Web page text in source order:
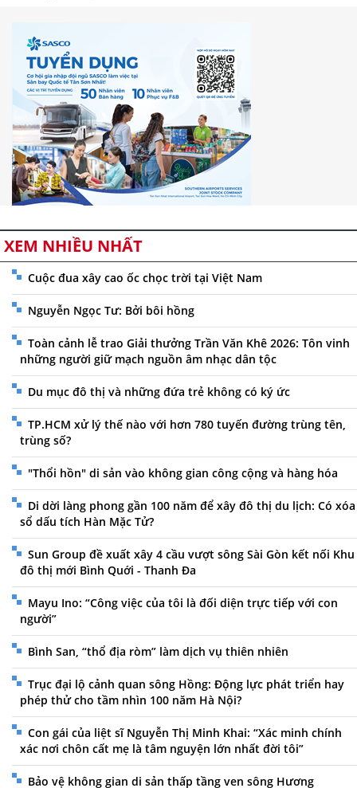
XEM NHIỀU NHẤT
Cuộc đua xây cao ốc chọc trời tại Việt Nam
Nguyễn Ngọc Tư: Bởi bôi hồng
Toàn cảnh lễ trao Giải thưởng Trần Văn Khê 2026: Tôn vinh
những người giữ mạch nguồn âm nhạc dân tộc
Du mục đô thị và những đứa trẻ không có ký ức
TP.HCM xử lý thế nào với hơn 780 tuyến đường trùng tên,
trùng số?
"Thổi hồn" di sản vào không gian công cộng và hàng hóa
Di dời làng phong gần 100 năm để xây đô thị du lịch: Có xóa
sổ dấu tích Hàn Mặc Tử?
Sun Group đề xuất xây 4 cầu vượt sông Sài Gòn kết nối Khu
đô thị mới Bình Quới - Thanh Đa
Mayu Ino: “Công việc của tôi là đối diện trực tiếp với con
người”
Bình San, “thổ địa ròm” làm dịch vụ thiên nhiên
Trục đại lộ cảnh quan sông Hồng: Động lực phát triển hay
phép thử cho tầm nhìn 100 năm Hà Nội?
Con gái của liệt sĩ Nguyễn Thị Minh Khai: “Xác minh chính
xác nơi chôn cất mẹ là tâm nguyện lớn nhất đời tôi”
Bảo vệ không gian di sản thấp tầng ven sông Hương